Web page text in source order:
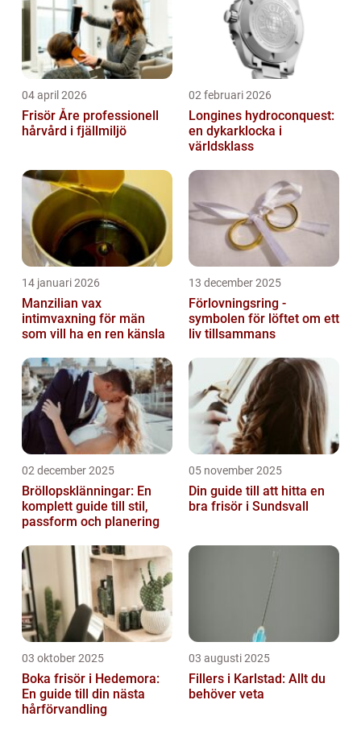
04 april 2026
Frisör Åre professionell
hårvård i fjällmiljö
02 februari 2026
Longines hydroconquest:
en dykarklocka i
världsklass
14 januari 2026
Manzilian vax
intimvaxning för män
som vill ha en ren känsla
13 december 2025
Förlovningsring -
symbolen för löftet om ett
liv tillsammans
02 december 2025
Bröllopsklänningar: En
komplett guide till stil,
passform och planering
05 november 2025
Din guide till att hitta en
bra frisör i Sundsvall
03 oktober 2025
Boka frisör i Hedemora:
En guide till din nästa
hårförvandling
03 augusti 2025
Fillers i Karlstad: Allt du
behöver veta